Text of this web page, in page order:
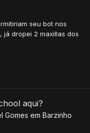
seu bot nos
já dropei 2 maxillas dos
aqui?
Gomes em Barzinho